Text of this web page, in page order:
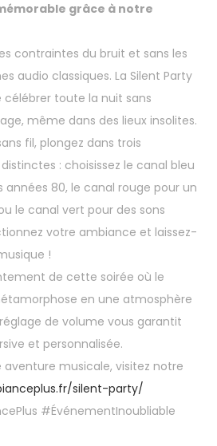
grâce à notre
contraintes du bruit et sans les
audio classiques. La Silent Party
toute la nuit sans
même dans des lieux insolites.
fil, plongez dans trois
: choisissez le canal bleu
années 80, le canal rouge pour un
le canal vert pour des sons
votre ambiance et laissez-
!
de cette soirée où le
en une atmosphère
de volume vous garantit
et personnalisée.
musicale, visitez notre
silent-party/
#ÉvénementInoubliable